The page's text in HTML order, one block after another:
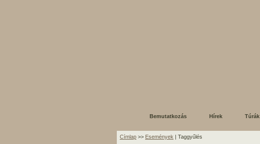
Bemutatkozás Hírek Túrák
Címlap >> Események | Taggyűlés